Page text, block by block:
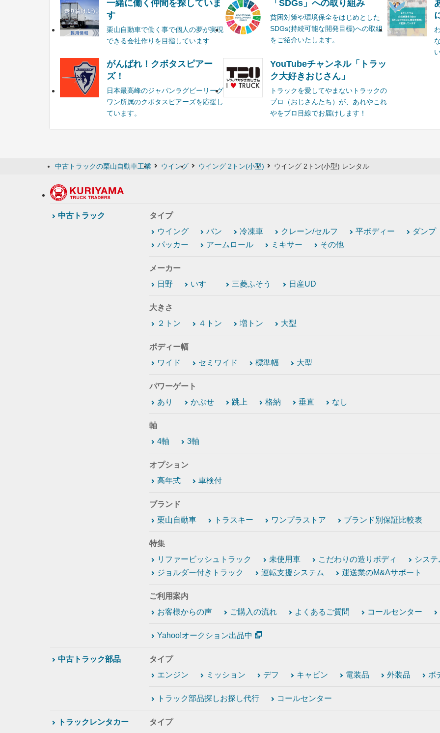
一緒に働く仲間を探していま
す
栗山自動車で働く事で個人の夢が実現
できる会社作りを目指しています
「SDGs」への取り組み
貧困対策や環境保全をはじめとした
SDGs(持続可能な開発目標)への取組
をご紹介いたします。
がんばれ！クボタスピアー
ズ！
日本最高峰のジャパンラグビーリーグ
ワン所属のクボタスピアーズを応援し
ています。
YouTubeチャンネル「トラッ
ク大好きおじさん」
トラックを愛してやまないトラックの
プロ（おじさんたち）が、あれやこれ
やをプロ目線でお届けします！
中古トラックの栗山自動車工業 ウイング ウイング 2トン(小型) ウイング 2トン(小型) レンタル
中古トラック
タイプ
ウイング
バン 冷凍車 クレーン/セルフ 平ボディー ダンプ
パッカー
アームロール ミキサー その他
メーカー
日野
いすゞ 三菱ふそう 日産UD
大きさ
２トン
４トン 増トン 大型
ボディー幅
ワイド
セミワイド 標準幅 大型
パワーゲート
あり
かぶせ 跳上 格納 垂直 なし
軸
4軸
3軸
オプション
高年式
車検付
ブランド
栗山自動車
トラスキー ワンプラストア ブランド別保証比較表
特集
リファービッシュトラック
未使用車 こだわりの造りボディ
シス
ジョルダー付きトラック
運転支援システム 運送業のM&Aサポート
ご利用案内
お客様からの声
ご購入の流れ よくあるご質問 コールセンター
Yahoo!オークション出品中
中古トラック部品
タイプ
エンジン
ミッション デフ キャビン 電装品 外装品 ボ
トラック部品探しお探し代行 コールセンター
トラックレンタカー タイプ